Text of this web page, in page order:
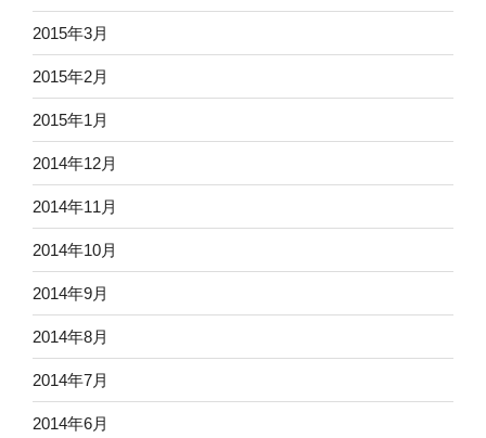
2015年3月
2015年2月
2015年1月
2014年12月
2014年11月
2014年10月
2014年9月
2014年8月
2014年7月
2014年6月